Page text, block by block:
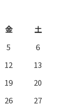
金 土
5
6
12
13
19
20
26
27